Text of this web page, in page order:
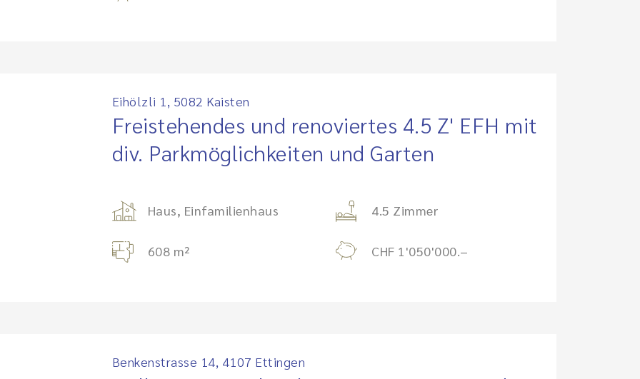
Eihölzli 1, 5082 Kaisten
Freistehendes und renoviertes 4.5 Z' EFH mit
div. Parkmöglichkeiten und Garten
Haus, Einfamilienhaus 4.5 Zimmer
608 m² CHF 1'050'000.–
Benkenstrasse 14, 4107 Ettingen